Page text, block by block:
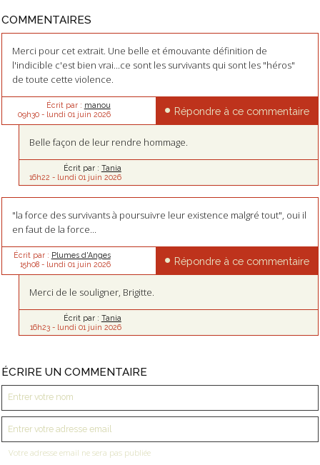
COMMENTAIRES
Merci pour cet extrait. Une belle et émouvante définition de
l'indicible c'est bien vrai...ce sont les survivants qui sont les "héros"
de toute cette violence.
Écrit par : manou
09h30- lundi 01 juin 2026 Répondre à ce commentaire
Belle façon de leur rendre hommage.
Écrit par : Tania
16h22 - lundi 01 juin 2026
"la force des survivants à poursuivre leur existence malgré tout", oui il
en faut de la force...
Écrit par : Plumes d'Anges
15h08- lundi 01 juin 2026 Répondre à ce commentaire
Merci de le souligner, Brigitte.
Écrit par : Tania
16h23- lundi 01 juin 2026
ÉCRIRE UN COMMENTAIRE
Votre adresse email ne sera pas publiée